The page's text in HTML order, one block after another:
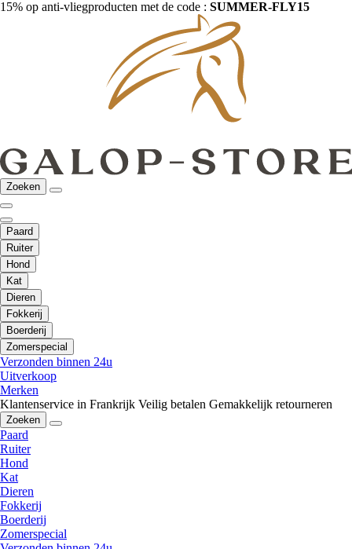
15% op anti-vliegproducten met de code : SUMMER-FLY15
Zoeken
Paard
Ruiter
Hond
Kat
Dieren
Fokkerij
Boerderij
Zomerspecial
Verzonden binnen 24u
Uitverkoop
Merken
Klantenservice in Frankrijk Veilig betalen Gemakkelijk retourneren
Zoeken
Paard
Ruiter
Hond
Kat
Dieren
Fokkerij
Boerderij
Zomerspecial